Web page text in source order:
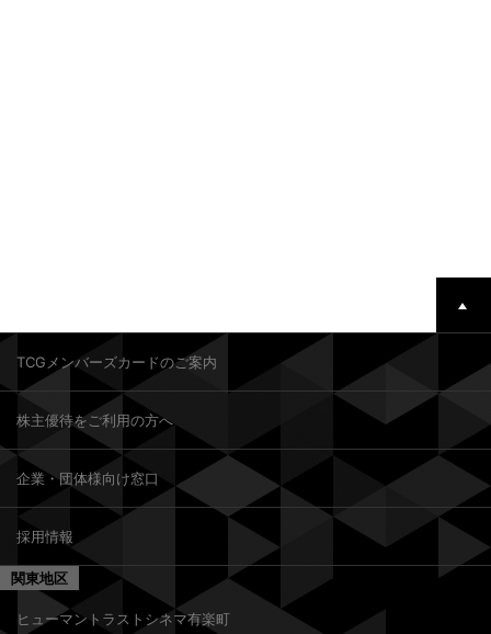
TCGメンバーズカードのご案内
株主優待をご利用の方へ
企業・団体様向け窓口
採用情報
関東地区
ヒューマントラストシネマ有楽町